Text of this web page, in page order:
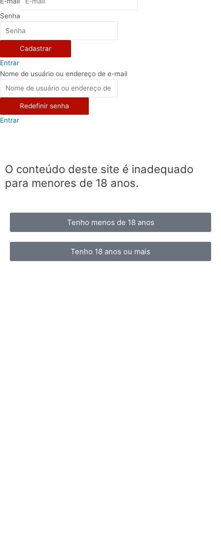
Senha
Cadastrar
Entrar
Nome de usuário ou endereço de e-mail
Redefinir senha
Entrar
O conteúdo deste site é inadequado
para menores de 18 anos.
Tenho menos de 18 anos
Tenho 18 anos ou mais